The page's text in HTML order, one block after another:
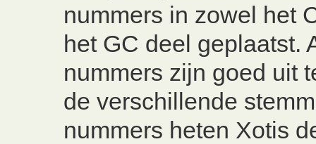
nummers in zowel het
het GC deel geplaatst.
nummers zijn goed uit
de verschillende
nummers heten Xotis